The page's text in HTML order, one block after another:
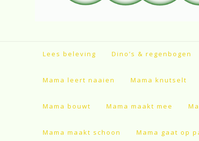
Lees beleving Dino’s & regenbogen
Mama leert naaien Mama knutselt
Mama bouwt Mama maakt mee
Mama maakt schoon Mama gaat op